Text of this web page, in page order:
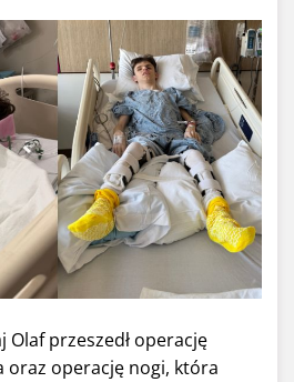
Olaf przeszedł operację
oraz operację nogi, która